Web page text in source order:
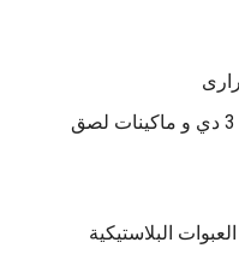
ماكينات التغليف بالسلوفان للعلب 3 دي و ماكينات لصق
البلاستيكية